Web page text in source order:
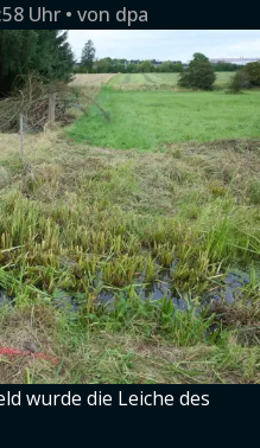
Uhr von dpa
wurde die Leiche des